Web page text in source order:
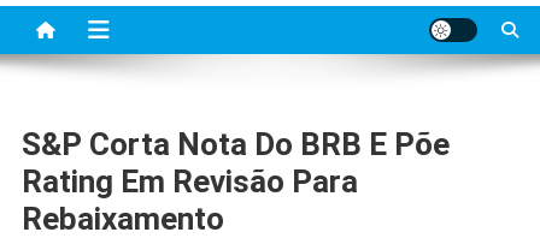
S&P Corta Nota Do BRB E Põe
Rating Em Revisão Para
Rebaixamento